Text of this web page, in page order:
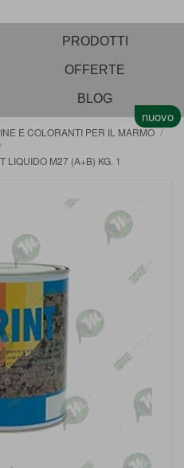
PRODOTTI
OFFERTE
BLOG
E COLORANTI PER IL MARMO
LIQUIDO M27 (A+B) KG. 1